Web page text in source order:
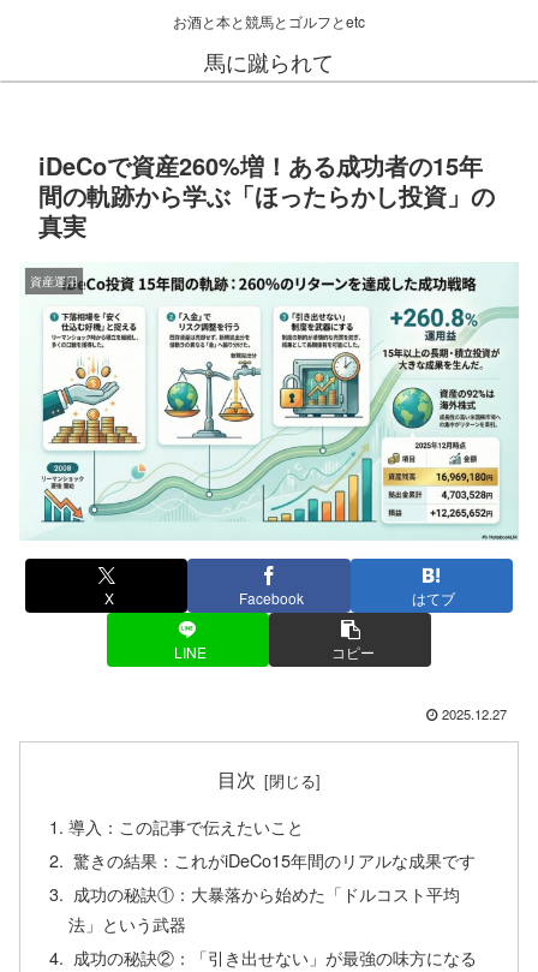
お酒と本と競馬とゴルフとetc
馬に蹴られて
iDeCoで資産260%増！ある成功者の15年
間の軌跡から学ぶ「ほったらかし投資」の
真実
資産運用
X Facebook はてブ
LINE コピー
2025.12.27
目次
導入：この記事で伝えたいこと
驚きの結果：これがiDeCo15年間のリアルな成果です
成功の秘訣①：大暴落から始めた「ドルコスト平均
法」という武器
成功の秘訣②：「引き出せない」が最強の味方になる